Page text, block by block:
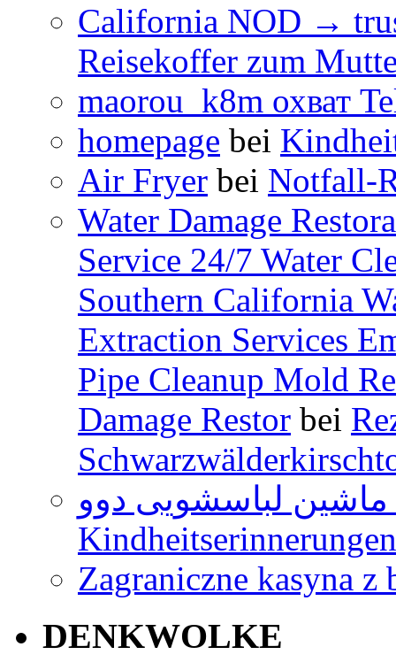
California NOD →
Reisekoffer zum
maorou_k8m охват
homepage bei
Air Fryer bei Notfall-
Water Damage
Service 24/7 Water
Southern California
Extraction Services
Pipe Cleanup Mold
Damage Restor bei
ماشین لباسشویی دوو
Kindheitserinnerungen
Zagraniczne kasyna z
DENKWOLKE